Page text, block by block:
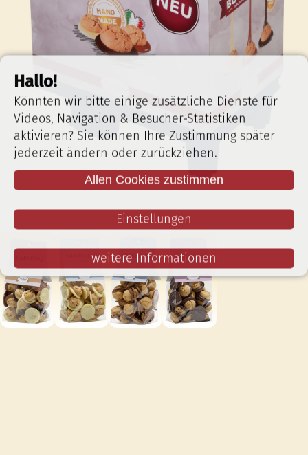
Hallo!
Könnten wir bitte einige zusätzliche Dienste für
Videos, Navigation & Besucher-Statistiken
aktivieren? Sie können Ihre Zustimmung später
jederzeit ändern oder zurückziehen.
Allen Cookies zustimmen
Einstellungen
weitere Informationen